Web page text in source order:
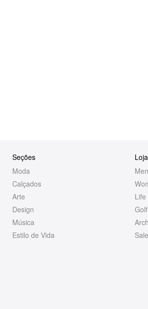
Seções
Moda
Calçados
Arte
Design
Música
Estilo de Vida
Loja
Men
Life
Golf
Sale